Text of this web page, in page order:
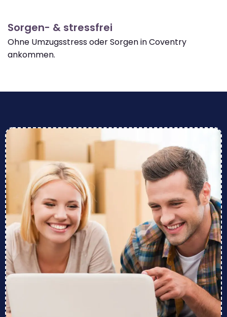
Sorgen- & stressfrei
Ohne Umzugsstress oder Sorgen in Coventry
ankommen.